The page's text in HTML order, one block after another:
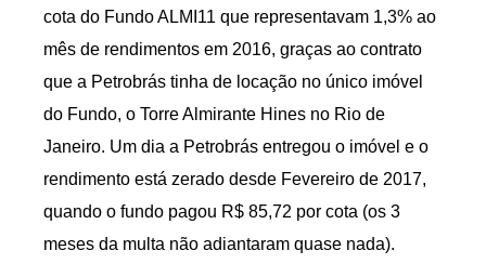
cota do Fundo ALMI11 que representavam 1,3% ao
mês de rendimentos em 2016, graças ao contrato
que a Petrobrás tinha de locação no único imóvel
do Fundo, o Torre Almirante Hines no Rio de
Janeiro. Um dia a Petrobrás entregou o imóvel e o
rendimento está zerado desde Fevereiro de 2017,
quando o fundo pagou R$ 85,72 por cota (os 3
meses da multa não adiantaram quase nada).